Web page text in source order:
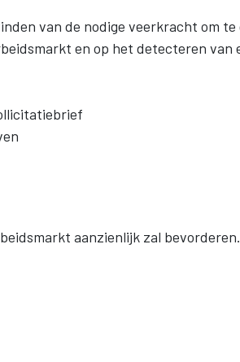
van de nodige veerkracht om
en op het detecteren van
aanzienlijk zal bevorderen.